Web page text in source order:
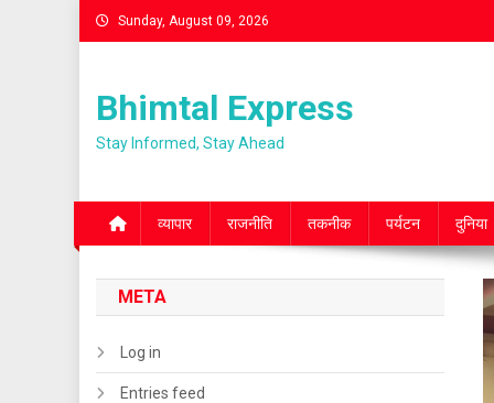
Skip
to
Sunday, August 09, 2026
Bhimtal Express
Stay Informed, Stay Ahead
व्यापार राजनीति तकनीक पर्यटन दुनिया
META
Log in
Entries feed